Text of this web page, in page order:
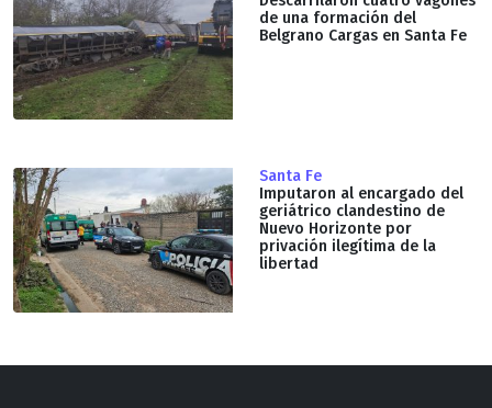
de una formación del
Belgrano Cargas en Santa Fe
Santa Fe
Imputaron al encargado del
geriátrico clandestino de
Nuevo Horizonte por
privación ilegítima de la
libertad